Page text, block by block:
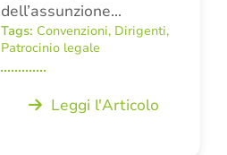
dell’assunzione…
Tags: Convenzioni, Dirigenti,
Patrocinio legale
Leggi l'Articolo